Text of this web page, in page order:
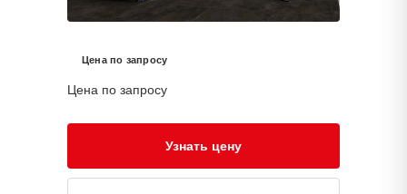
Цена по запросу
Цена по запросу
Узнать цену